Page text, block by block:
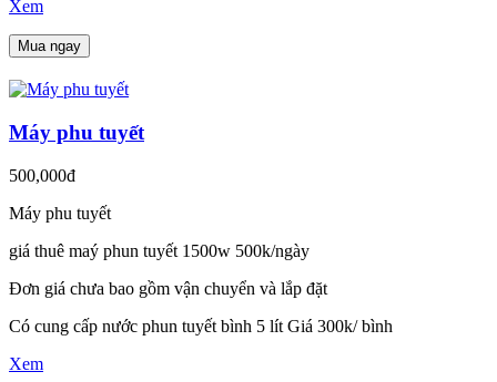
Xem
Mua ngay
Máy phu tuyết
500,000đ
Máy phu tuyết
giá thuê maý phun tuyết 1500w 500k/ngày
Đơn giá chưa bao gồm vận chuyển và lắp đặt
Có cung cấp nước phun tuyết bình 5 lít Giá 300k/ bình
Xem